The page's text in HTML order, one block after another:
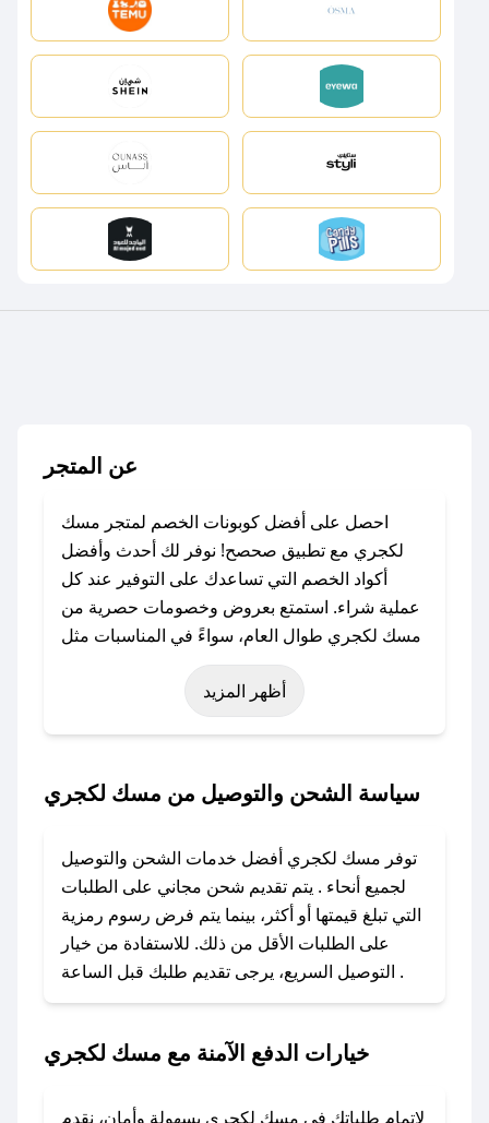
عن المتجر
احصل على أفضل كوبونات الخصم لمتجر مسك
لكجري مع تطبيق صحصح! نوفر لك أحدث وأفضل
أكواد الخصم التي تساعدك على التوفير عند كل
عملية شراء. استمتع بعروض وخصومات حصرية من
مسك لكجري طوال العام، سواءً في المناسبات مثل
عيد الفطر، عيد الأضحى، الجمعة البيضاء (شهر
نوفمبر)، رمضان، اليوم الوطني، يوم التأسيس، أو
حتى عروض خاصة أخرى.
باستخدام تطبيق صحصح، يمكنك العثور بسهولة على
الكوبون، تواصل معنا عبر تويتر أو البريد الإلكتروني
لإضافته بسرعة.
### كيفية استخدام كود خصم مسك لكجري؟
1. انسخ كود الخصم من تطبيق صحصح.
2. الصقه في خانة الدفع عند التسوق من مسك
لا تقلق! يمكنك التواصل مع فريق دعم صحصح عبر
أظهر المزيد
سياسة الشحن والتوصيل من مسك لكجري
توفر مسك لكجري أفضل خدمات الشحن والتوصيل
لجميع أنحاء . يتم تقديم شحن مجاني على الطلبات
التي تبلغ قيمتها أو أكثر، بينما يتم فرض رسوم رمزية
على الطلبات الأقل من ذلك. للاستفادة من خيار
التوصيل السريع، يرجى تقديم طلبك قبل الساعة .
خيارات الدفع الآمنة مع مسك لكجري
لإتمام طلباتك في مسك لكجري بسهولة وأمان، نقدم